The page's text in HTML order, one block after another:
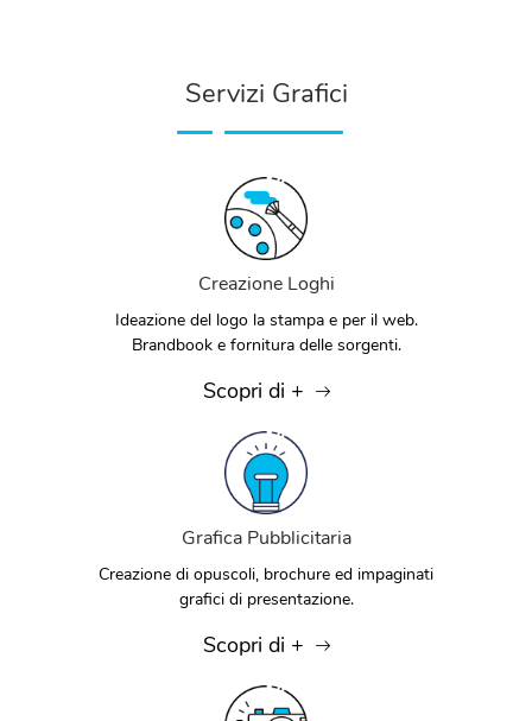
Servizi Grafici
Creazione Loghi
Ideazione del logo la stampa e per il web.
Brandbook e fornitura delle sorgenti.
Scopri di +
Grafica Pubblicitaria
Creazione di opuscoli, brochure ed impaginati
grafici di presentazione.
Scopri di +